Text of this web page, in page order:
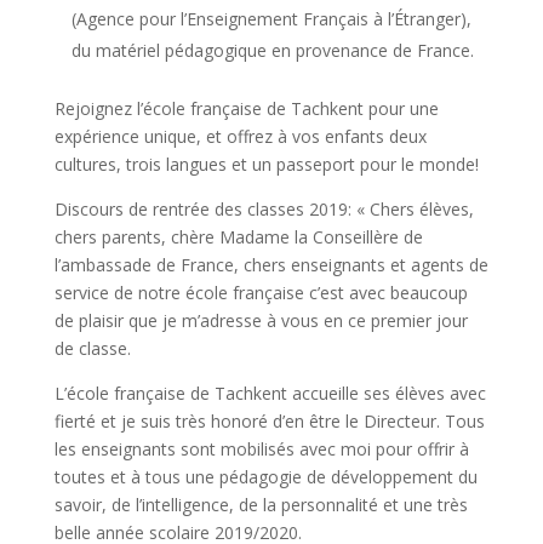
(Agence pour l’Enseignement Français à l’Étranger),
du matériel pédagogique en provenance de France.
Rejoignez l’école française de Tachkent pour une
expérience unique, et offrez à vos enfants deux
cultures, trois langues et un passeport pour le monde!
Discours de rentrée des classes 2019: « Chers élèves,
chers parents, chère Madame la Conseillère de
l’ambassade de France, chers enseignants et agents de
service de notre école française c’est avec beaucoup
de plaisir que je m’adresse à vous en ce premier jour
de classe.
L’école française de Tachkent accueille ses élèves avec
fierté et je suis très honoré d’en être le Directeur. Tous
les enseignants sont mobilisés avec moi pour offrir à
toutes et à tous une pédagogie de développement du
savoir, de l’intelligence, de la personnalité et une très
belle année scolaire 2019/2020.